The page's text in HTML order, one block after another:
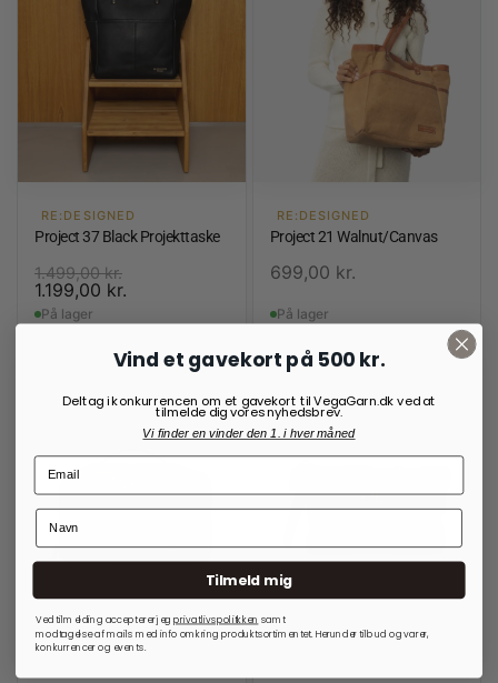
RE:DESIGNED
Project 37 Black Projekttaske
1.499,00kr.
1.199,00 kr.
På lager
RE:DESIGNED
Project 21 Walnut/Canvas
699,00 kr.
På lager
Vind et gavekort på 500 kr.
Deltag i konkurrencen om et gavekort til VegaGarn.dk ved at
tilmelde dig vores nyhedsbrev.
Vi finder en vinder den 1. i hver måned
Tilmeld mig
Ved tilmelding accepterer jegprivatlivspolitkken samt
modtagelse af mails med info omkring produktsortimentet. Herunder tilbud og varer,
konkurrencer og events.